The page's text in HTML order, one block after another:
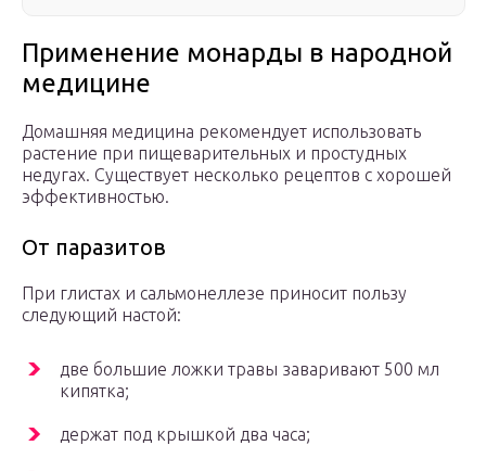
Применение монарды в народной
медицине
Домашняя медицина рекомендует использовать
растение при пищеварительных и простудных
недугах. Существует несколько рецептов с хорошей
эффективностью.
От паразитов
При глистах и сальмонеллезе приносит пользу
следующий настой:
две большие ложки травы заваривают 500 мл
кипятка;
держат под крышкой два часа;